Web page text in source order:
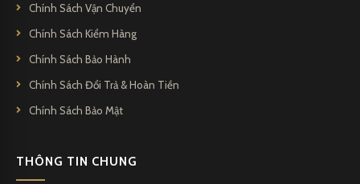
Chính Sách Vận Chuyển
Chính Sách Kiểm Hàng
Chính Sách Bảo Hành
Chính Sách Đổi Trả & Hoàn Tiền
Chính Sách Bảo Mật
THÔNG TIN CHUNG